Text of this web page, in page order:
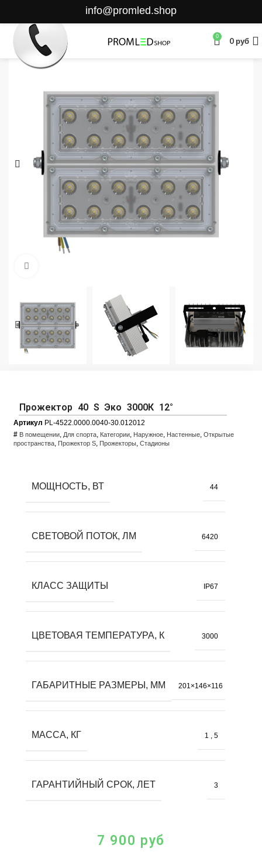
info@promled.shop
0 0руб
Прожектор 40 S Эко 3000К 12°
Артикул PL-4522.0000.0040-30.012012
# В помещении, Для спорта, Категории, Наружное, Настенные, Открытые
пространства, Прожектор S, Прожекторы, Стадионы
МОЩНОСТЬ, ВТ 44
СВЕТОВОЙ ПОТОК, ЛМ 6420
КЛАСС ЗАЩИТЫ IP67
ЦВЕТОВАЯ ТЕМПЕРАТУРА, К 3000
ГАБАРИТНЫЕ РАЗМЕРЫ, ММ 201×146×116
МАССА, КГ 1 , 5
ГАРАНТИЙНЫЙ СРОК, ЛЕТ 3
7 900 руб